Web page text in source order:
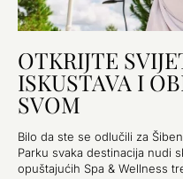
OTKRIJTE
ISKUSTAVA I
SVOM
Bilo da ste se odlučili za
Parku svaka destinacija nudi
opuštajućih Spa & Wellness